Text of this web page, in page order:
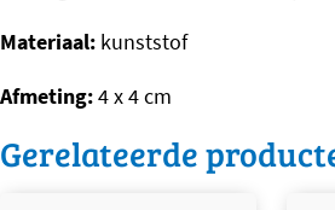
Materiaal: kunststof
Afmeting:4 x 4 cm
Gerelateerde